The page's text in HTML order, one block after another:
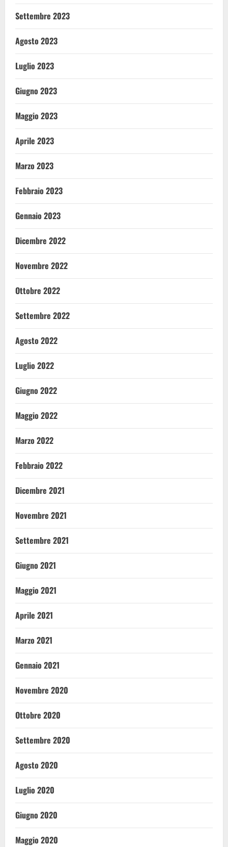
Settembre 2023
Agosto 2023
Luglio 2023
Giugno 2023
Maggio 2023
Aprile 2023
Marzo 2023
Febbraio 2023
Gennaio 2023
Dicembre 2022
Novembre 2022
Ottobre 2022
Settembre 2022
Agosto 2022
Luglio 2022
Giugno 2022
Maggio 2022
Marzo 2022
Febbraio 2022
Dicembre 2021
Novembre 2021
Settembre 2021
Giugno 2021
Maggio 2021
Aprile 2021
Marzo 2021
Gennaio 2021
Novembre 2020
Ottobre 2020
Settembre 2020
Agosto 2020
Luglio 2020
Giugno 2020
Maggio 2020